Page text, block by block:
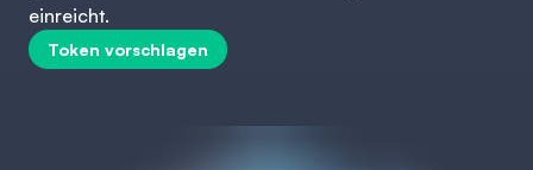
einreicht.
Token vorschlagen